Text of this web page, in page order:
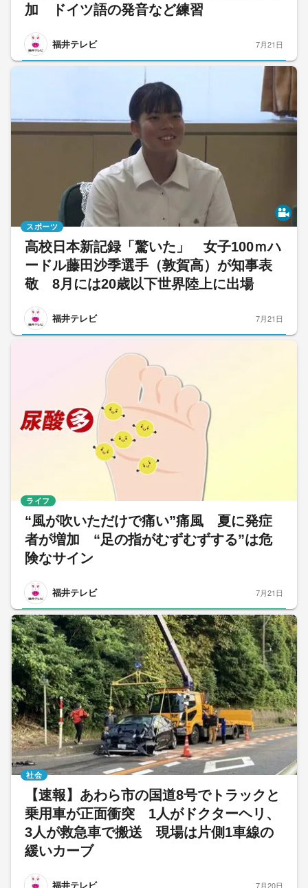
加 ドイツ語の発音など練習
福井テレビ 7月21日
高校日本新記録「驚いた」 女子100ｍハ
ードル藤田沙季選手（敦賀高）が知事表
敬 8月には20歳以下世界陸上に出場
福井テレビ
スポーツ
7月21日
“風が吹いただけで痛い”痛風 夏に発症
者が増加 “足の指がむずむずする”は危
険なサイン
福井テレビ
ライフ
7月21日
【速報】あわら市の国道8号でトラックと
乗用車が正面衝突 1人がドクターヘリ、
3人が救急車で搬送 現場は片側1車線の
緩いカーブ
福井テレビ
社会
7月20日